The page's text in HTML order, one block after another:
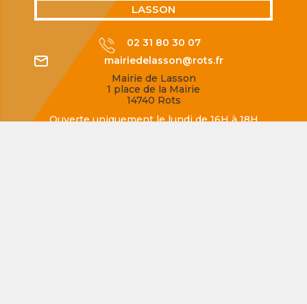
LASSON
02 31 80 30 07
mairiedelasson@rots.fr
Mairie de Lasson
1 place de la Mairie
14740 Rots
Ouverte uniquement le lundi de 16H à 18H